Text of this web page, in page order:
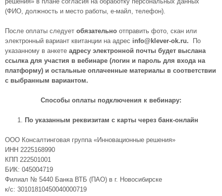
(ФИО, должность и место работы, е-майл, телефон).
После оплаты следует обязательно отправить фото, скан или
электронный вариант квитанции на адрес info@klever-ok.ru.
По
указанному в анкете адресу электронной почты будет выслана
ссылка для участия в вебинаре (логин и пароль для входа на
платформу) и остальные оплаченные материалы в соответствии
с выбранным вариантом.
Способы оплаты подключения к вебинару:
По указанным реквизитам с карты через банк-онлайн
ООО Консалтинговая группа «Инновационные решения»
ИНН 2225168990
КПП 222501001
БИК: 045004719
Филиал № 5440 Банка ВТБ (ПАО) в г. Новосибирске
к/с: 30101810450040000719